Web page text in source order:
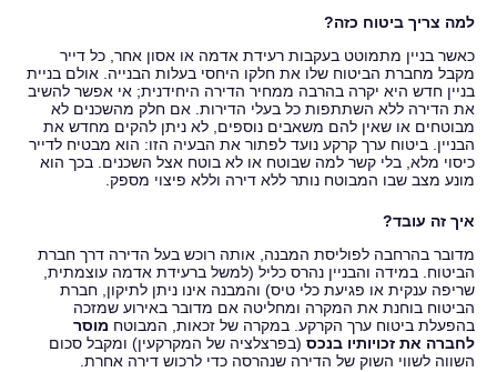
למה צריך ביטוח כזה?
כאשר בניין מתמוטט בעקבות רעידת אדמה או אסון אחר, כל דייר
מקבל מחברת הביטוח שלו את חלקו היחסי בעלות הבנייה. אולם בניית
בניין חדש היא יקרה בהרבה ממחיר הדירה היחידנית; אי אפשר להשיב
את הדירה ללא השתתפות כל בעלי הדירות. אם חלק מהשכנים לא
מבוטחים או שאין להם משאבים נוספים, לא ניתן להקים מחדש את
הבניין. ביטוח ערך קרקע נועד לפתור את הבעיה הזו: הוא מבטיח לדייר
כיסוי מלא, בלי קשר למה שבוטח או לא בוטח אצל השכנים. בכך הוא
מונע מצב שבו המבוטח נותר ללא דירה וללא פיצוי מספק.
איך זה עובד?
מדובר בהרחבה לפוליסת המבנה, אותה רוכש בעל הדירה דרך חברת
הביטוח. במידה והבניין נהרס כליל (למשל ברעידת אדמה עוצמתית,
שריפה ענקית או פגיעת כלי טיס) והמבנה אינו ניתן לתיקון, חברת
הביטוח בוחנת את המקרה ומחליטה אם מדובר באירוע שמזכה
בהפעלת ביטוח ערך הקרקע. במקרה של זכאות, המבוטח מוסר
לחברה את זכויותיו בנכס (בפרצלציה של המקרקעין) ומקבל סכום
השווה לשווי השוק של הדירה שנהרסה כדי לרכוש דירה אחרת.